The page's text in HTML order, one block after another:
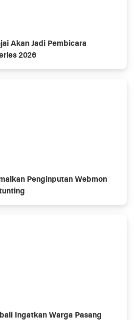
Akan Jadi Pembicara
2026
Penginputan Webmon
Ingatkan Warga Pasang